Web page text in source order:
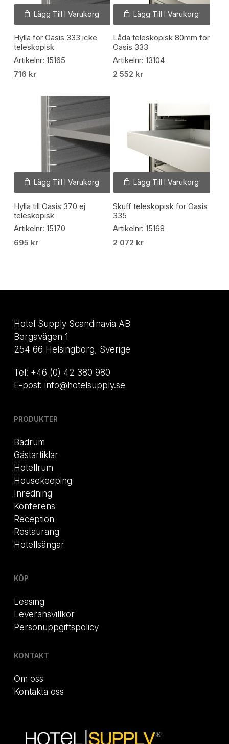
Lägg Till I Varukorg
Hylla för Oasis 333 icke
teleskopisk
Artikelnr: 15165
716 kr
Lägg Till I Varukorg
Låda teleskopisk 80mm for
Oasis 333
Artikelnr: 13104
2 552 kr
Lägg Till I Varukorg
Hylla till Oasis 370 ej
teleskopisk
Artikelnr: 15170
695 kr
Lägg Till I Varukorg
Skuff teleskopisk for Oasis
335
Artikelnr: 15168
2 072 kr
Hotel Supply Scandinavia AB
Bergavägen 1
254 66 Helsingborg, Sverige
Tel: +46 (0) 42 380 980
E-post: info@hotelsupply.se
PRODUKTER
Badrum
Gästartiklar
Hotellrum
Housekeeping
Inredning
Konferens
Reception
Restaurang
Hotellsängar
KÖP
Leasing
Leveransvillkor
Personuppgiftspolicy
KONTAKT
Om oss
Kontakta oss